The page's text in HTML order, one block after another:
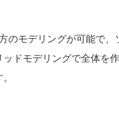
のモデリングが可能で
ドモデリングで全体を